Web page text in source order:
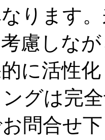
ります
慮しな
に活性
グは完
問合せ